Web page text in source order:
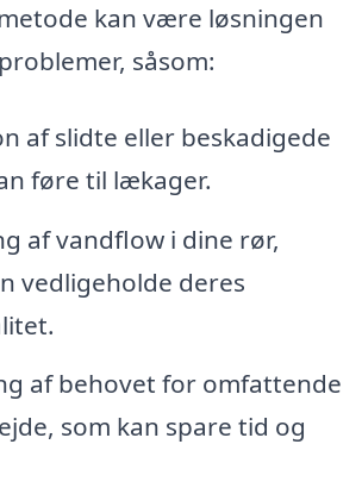
kan være løsningen
såsom:
af slidte eller beskadigede
føre til lækager.
af vandflow i dine rør,
vedligeholde deres
af behovet for omfattende
som kan spare tid og